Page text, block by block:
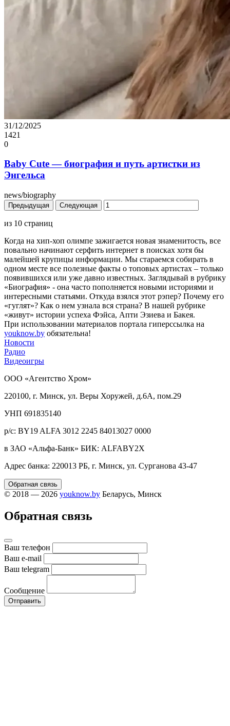
31/12/2025
1421
0
Baby Cute — биография и путь артистки из
Энгельса
news/biography
Предыдущая Следующая
из 10 страниц
Когда на хип-хоп олимпе зажигается новая знаменитость, все
повально начинают серфить интернет в поисках хотя бы
малейшей крупицы информации. Мы стараемся собирать в
одном месте все полезные факты о топовых артистах – только
появившихся или уже давно известных. Заглядывай в рубрику
«Биография» - она часто пополняется новыми историями и
интересными статьями. Откуда взялся этот рэпер? Почему его
«гуглят»? Как о нем узнала вся страна? В нашей рубрике
«живут» истории успеха Фэйса, Апти Эзиева и Бакея.
При использовании материалов портала гиперссылка на
youknow.by обязательна!
Новости
Радио
Видеоигры
ООО «Агентство Хром»
220100, г. Минск, ул. Веры Хоружей, д.6А, пом.29
УНП 691835140
р/с: BY19 ALFA 3012 2245 84013027 0000
в ЗАО «Альфа-Банк» БИК: ALFABY2X
Адрес банка: 220013 РБ, г. Минск, ул. Сурганова 43-47
Обратная связь
© 2018 — 2026 youknow.by Беларусь, Минск
Обратная связь
Ваш телефон
Ваш e-mail
Ваш telegram
Сообщение
Отправить